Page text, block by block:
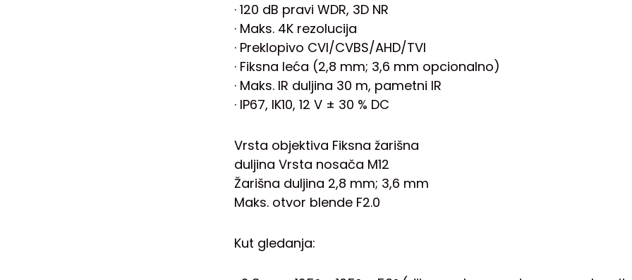
· 120 dB pravi WDR, 3D NR
· Maks. 4K rezolucija
· Preklopivo CVI/CVBS/AHD/TVI
· Fiksna leća (2,8 mm; 3,6 mm opcionalno)
· Maks. IR duljina 30 m, pametni IR
· IP67, IK10, 12 V ± 30 % DC
Vrsta objektiva Fiksna žarišna
duljina Vrsta nosača M12
Žarišna duljina 2,8 mm; 3,6 mm
Maks. otvor blende F2.0
Kut gledanja: